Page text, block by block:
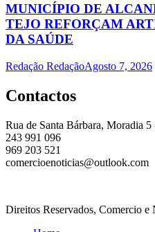
MUNICÍPIO DE
TEJO REFORÇAM
DA SAÚDE
Redação RedaçãoAgosto 7, 2026
Contactos
Rua de Santa Bárbara, Moradia
243 991 096
969 203 521
comercioenoticias@outlook.com
Direitos Reservados, Comercio